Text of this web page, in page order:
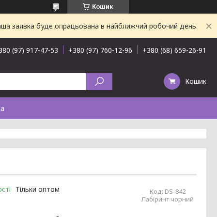
Кошик
заявка буде опрацьована в найближчий робочий день.
(97) 917-47-53 +380 (97) 760-12-96 +380 (68) 659-26-91
Кошик
Тільки оптом Код: DS-842
Лабіринт чорний